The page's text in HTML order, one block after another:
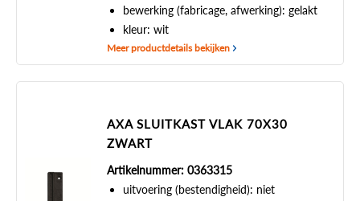
bewerking (fabricage, afwerking): gelakt
kleur: wit
Meer productdetails bekijken
AXA SLUITKAST VLAK 70X30
ZWART
Artikelnummer: 0363315
uitvoering (bestendigheid): niet